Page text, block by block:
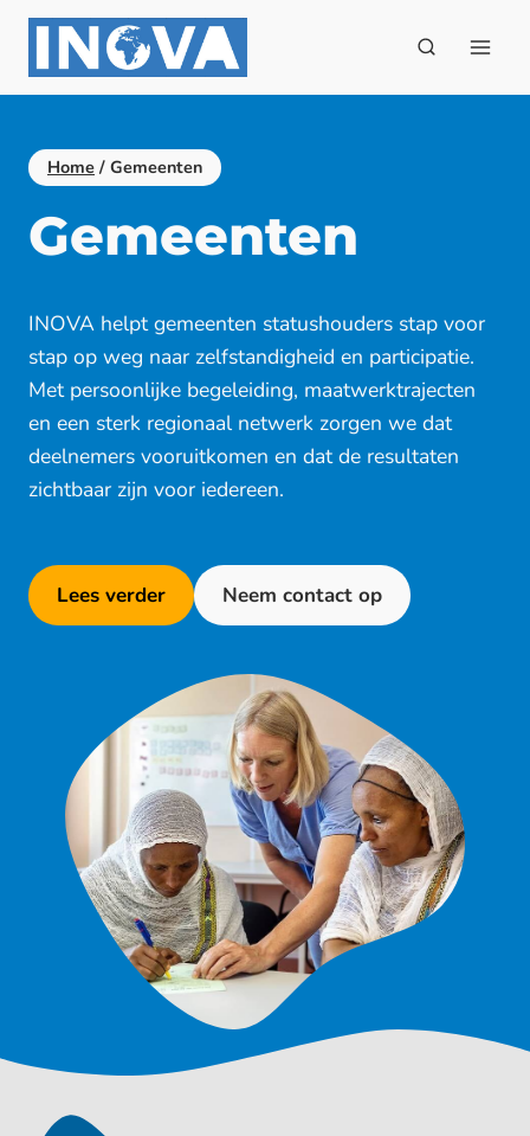
Doorgaan
inhoud
Home / Gemeenten
Gemeenten
INOVA helpt gemeenten statushouders stap voor
stap op weg naar zelfstandigheid en participatie.
Met persoonlijke begeleiding, maatwerktrajecten
en een sterk regionaal netwerk zorgen we dat
deelnemers vooruitkomen en dat de resultaten
zichtbaar zijn voor iedereen.
Lees verder Neem contact op